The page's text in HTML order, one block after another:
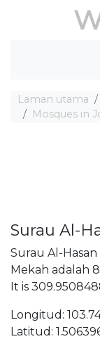
Laman utama
Mosques in
Surau Al-
Surau Al-
Mekah adalah
It is
Longitud:
Latitud: